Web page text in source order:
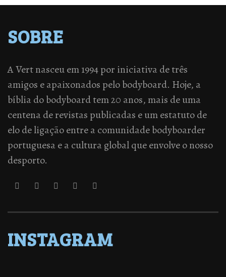
SOBRE
A Vert nasceu em 1994 por iniciativa de três
amigos e apaixonados pelo bodyboard. Hoje, a
bíblia do bodyboard tem 20 anos, mais de uma
centena de revistas publicadas e um estatuto de
elo de ligação entre a comunidade bodyboarder
portuguesa e a cultura global que envolve o nosso
desporto.
INSTAGRAM